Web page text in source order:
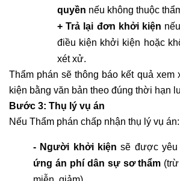
quyền nếu không thuộc
+ Trả lại đơn khởi kiện
điều kiện khởi kiện hoặc
xét xử.
Thẩm phán sẽ thông báo kết quả
kiện bằng văn bản theo đúng thời hạn
Bước 3: Thụ lý vụ án
Nếu Thẩm phán chấp nhận thụ lý vụ án:
- Người khởi kiện sẽ được yêu
ứng án phí dân sự sơ thẩm